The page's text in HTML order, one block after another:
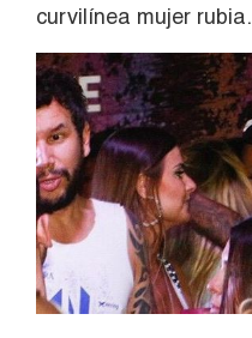
curvilínea mujer rubia.